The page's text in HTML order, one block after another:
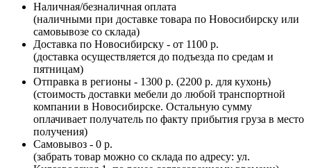
Наличная/безналичная оплата
(наличными при доставке товара по Новосибирску или
самовывозе со склада)
Доставка по Новосибирску - от 1100 р.
(доставка осуществляется до подъезда по средам и
пятницам)
Отправка в регионы - 1300 р. (2200 р. для кухонь)
(стоимость доставки мебели до любой транспортной
компании в Новосибирске. Остальную сумму
оплачивает получатель по факту прибытия груза в место
получения)
Самовывоз - 0 р.
(забрать товар можно со склада по адресу: ул.